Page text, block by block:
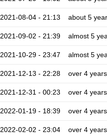
2021-08-04 - 21:13 about 5
2021-09-02 - 21:39 almost 5
2021-10-29 - 23:47 almost 5
2021-12-13 - 22:28 over 4 years
2021-12-31 - 00:23 over 4 years
2022-01-19 - 18:39 over 4 years
2022-02-02 - 23:04 over 4 years